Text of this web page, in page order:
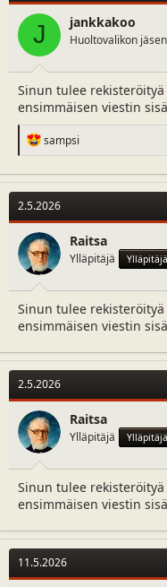
J jankkakoo
Huoltovalikon jäsen
Sinun tulee
ensimmäisen viestin
R
e
c
t
i
o
n
s
:
sampsi
2.5.2026
Raitsa
Ylläpitäjä Ylläpitäjä
Sinun tulee
ensimmäisen viestin
2.5.2026
Raitsa
Ylläpitäjä Ylläpitäjä
Sinun tulee
ensimmäisen viestin
11.5.2026